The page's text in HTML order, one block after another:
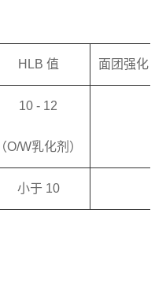
HLB 值 面团强化（
10 - 12
（O/W乳化剂）
小于 10